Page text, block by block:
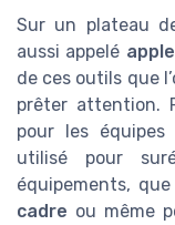
Sur un plateau
aussi appelé
de ces outils que
prêter attention.
pour les
utilisé pour
équipements,
cadre ou même